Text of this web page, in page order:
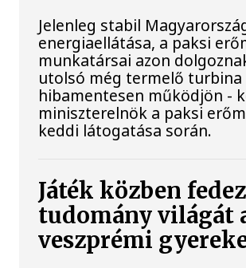
Jelenleg stabil
energiaellátása, a paksi
munkatársai azon
utolsó még termelő turbina
hibamentesen működjön -
miniszterelnök a paksi
keddi látogatása során.
Játék közben
tudomány világát
veszprémi